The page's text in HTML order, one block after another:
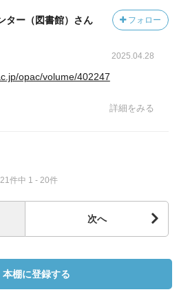
ター（図書館）さん フォロー
2025.04.28
opac/volume/402247
詳細をみる
件中 1 - 20件
次へ
本棚に登録する